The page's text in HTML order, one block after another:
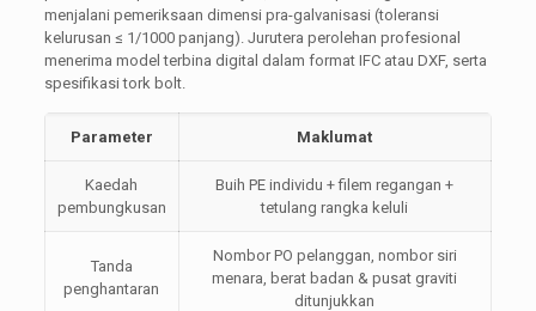
menjalani pemeriksaan dimensi pra-galvanisasi (toleransi
kelurusan ≤ 1/1000 panjang). Jurutera perolehan profesional
menerima model terbina digital dalam format IFC atau DXF, serta
spesifikasi tork bolt.
Parameter Maklumat
Kaedah
pembungkusan
Buih PE individu + filem regangan +
tetulang rangka keluli
Tanda
penghantaran
Nombor PO pelanggan, nombor siri
menara, berat badan & pusat graviti
ditunjukkan